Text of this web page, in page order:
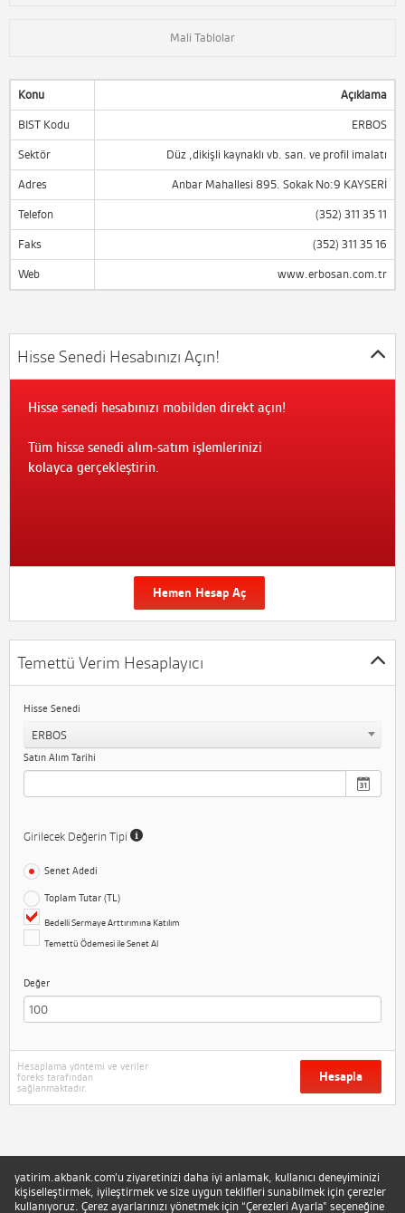
Mali Tablolar
Konu Açıklama
BIST Kodu ERBOS
Sektör Düz ,dikişli kaynaklı vb. san. ve profil imalatı
Adres Anbar Mahallesi 895. Sokak No:9 KAYSERİ
Telefon (352) 311 35 11
Faks (352) 311 35 16
Web www.erbosan.com.tr
Hisse Senedi Hesabınızı Açın!
Hisse senedi hesabınızı mobilden direkt açın!
Tüm hisse senedi alım-satım işlemlerinizi
kolayca gerçekleştirin.
Hemen Hesap Aç
Temettü Verim Hesaplayıcı
Hisse Senedi
ERBOS
Satın Alım Tarihi
Girilecek Değerin Tipi
Senet Adedi
Toplam Tutar (TL)
Bedelli Sermaye Arttırımına Katılım
Temettü Ödemesi ile Senet Al
Değer
Hesaplama yöntemi ve veriler
foreks tarafından
sağlanmaktadır.
Hesapla